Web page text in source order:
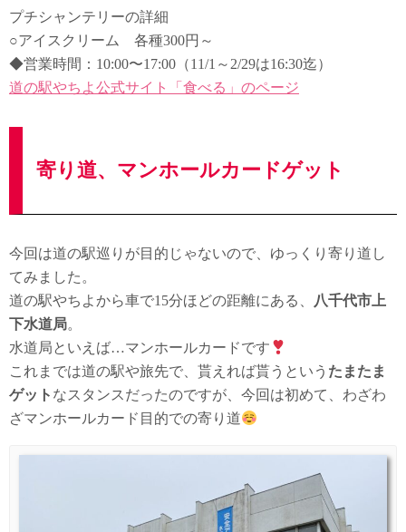
プチシャンテリーの詳細
○アイスクリーム 各種300円～
◆営業時間：10:00〜17:00（11/1～2/29は16:30迄）
道の駅やちよ公式サイト「食べる」のページ
寄り道、マンホールカードゲット
今回は道の駅巡りが目的じゃないので、ゆっくり寄り道し
てみました。
道の駅やちよから車で15分ほどの距離にある、
八千代市上
下水道局。
水道局といえば…マンホールカードです
これまでは道の駅や旅先で、貰えれば貰うという たまたま
ゲット なスタンスだったのですが、今回は初めて、わざわ
ざマンホールカード目的での寄り道